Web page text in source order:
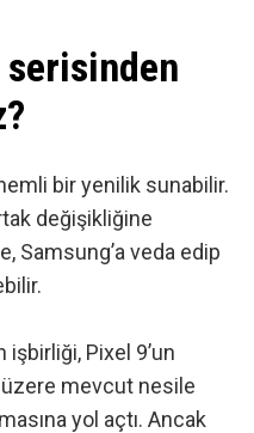
bir yenilik sunabilir.
değişikliğine
Samsung’a veda edip
işbirliği, Pixel 9’un
üzere mevcut nesile
yol açtı. Ancak